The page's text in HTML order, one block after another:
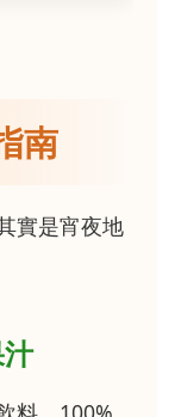
南
實是宵夜地